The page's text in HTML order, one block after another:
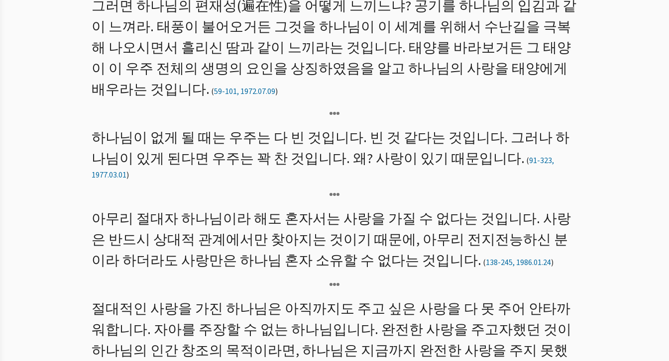
그러면 하나님의 편재성(遍在性)을 어떻게 느끼느냐? 공기를 하나님의 입김과 같
이 느껴라. 태풍이 불어오거든 그것을 하나님이 이 세계를 위해서 수난길을 극복
해 나오시면서 흘리신 땀과 같이 느끼라는 것입니다. 태양를 바라보거든 그 태양
이 이 우주 전체의 생명의 요인을 상징하였음을 알고 하나님의 사랑을 태양에게
배우라는 것입니다. (59-101, 1972.07.09)
하나님이 없게 될 때는 우주는 다 빈 것입니다. 빈 것 같다는 것입니다. 그러나 하
나님이 있게 된다면 우주는 꽉 찬 것입니다. 왜? 사랑이 있기 때문입니다. (91-323,
1977.03.01)
아무리 절대자 하나님이라 해도 혼자서는 사랑을 가질 수 없다는 것입니다. 사랑
은 반드시 상대적 관계에서만 찾아지는 것이기 때문에, 아무리 전지전능하신 분
이라 하더라도 사랑만은 하나님 혼자 소유할 수 없다는 것입니다. (138-245, 1986.01.24)
절대적인 사랑을 가진 하나님은 아직까지도 주고 싶은 사랑을 다 못 주어 안타까
워합니다. 자아를 주장할 수 없는 하나님입니다. 완전한 사랑을 주고자했던 것이
하나님의 인간 창조의 목적이라면, 하나님은 지금까지 완전한 사랑을 주지 못했